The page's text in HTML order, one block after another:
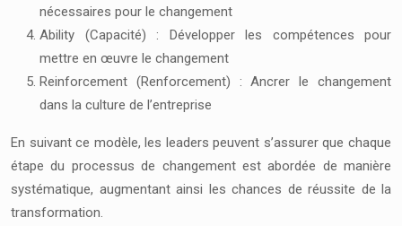
nécessaires pour le changement
Ability (Capacité) : Développer les compétences pour
mettre en œuvre le changement
Reinforcement (Renforcement) : Ancrer le changement
dans la culture de l’entreprise
En suivant ce modèle, les leaders peuvent s’assurer que chaque
étape du processus de changement est abordée de manière
systématique, augmentant ainsi les chances de réussite de la
transformation.